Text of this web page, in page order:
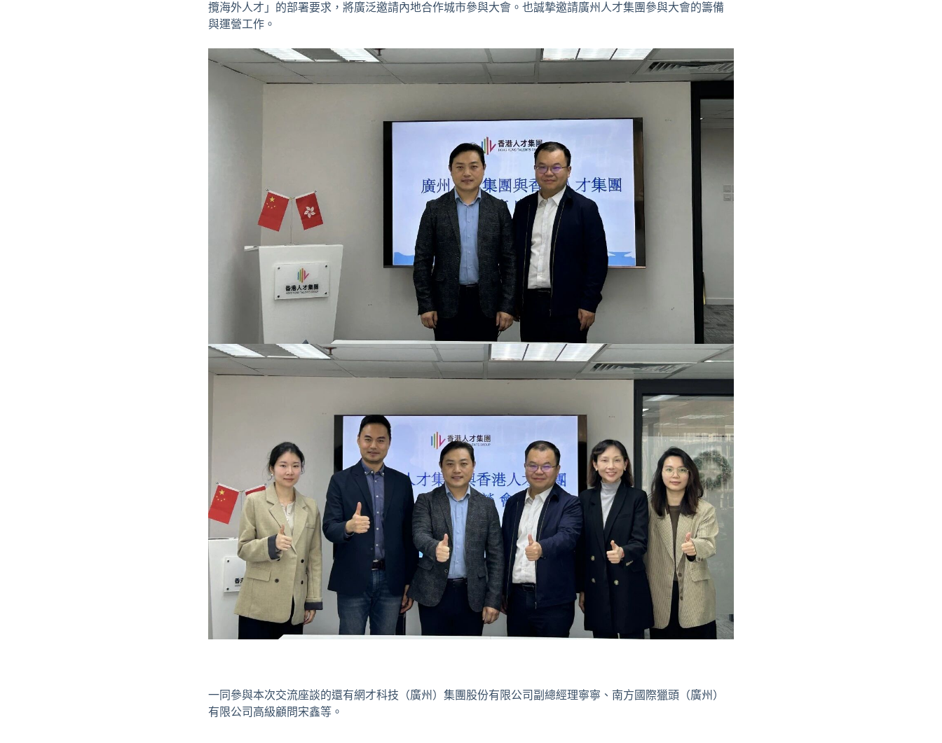
攬海外人才」的部署要求，將廣泛邀請內地合作城市參與大會。也誠摯邀請廣州人才集團參與大會的籌備
與運營工作。
一同參與本次交流座談的還有網才科技（廣州）集團股份有限公司副總經理寧寧、南方國際獵頭（廣州）
有限公司高級顧問宋鑫等。